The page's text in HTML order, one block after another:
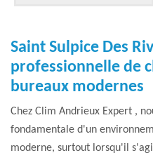
Saint Sulpice Des
professionnelle de
bureaux modernes
Chez Clim Andrieux Expert ,
fondamentale d'un
moderne, surtout lorsqu'il